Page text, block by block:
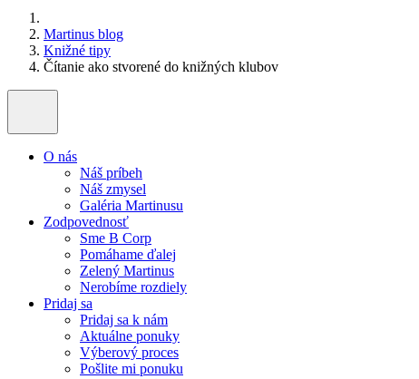
Martinus blog
Knižné tipy
Čítanie ako stvorené do knižných klubov
O nás
Náš príbeh
Náš zmysel
Galéria Martinusu
Zodpovednosť
Sme B Corp
Pomáhame ďalej
Zelený Martinus
Nerobíme rozdiely
Pridaj sa
Pridaj sa k nám
Aktuálne ponuky
Výberový proces
Pošlite mi ponuku